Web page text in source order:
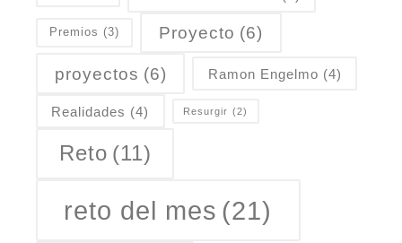
Premios (3) Proyecto (6)
proyectos (6) Ramon Engelmo (4)
Realidades (4) Resurgir (2)
Reto (11)
reto del mes (21)